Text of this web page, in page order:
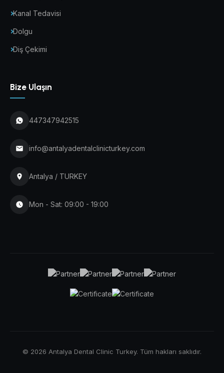
Kanal Tedavisi
Dolgu
Diş Çekimi
Bize Ulaşın
447347942515
info@antalyadentalclinicturkey.com
Antalya / TURKEY
Mon - Sat: 09:00 - 19:00
© 2026 Antalya Dental Clinic Turkey. Tüm hakları saklıdır.